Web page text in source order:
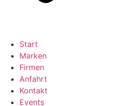
Start
Marken
Firmen
Anfahrt
Kontakt
Events